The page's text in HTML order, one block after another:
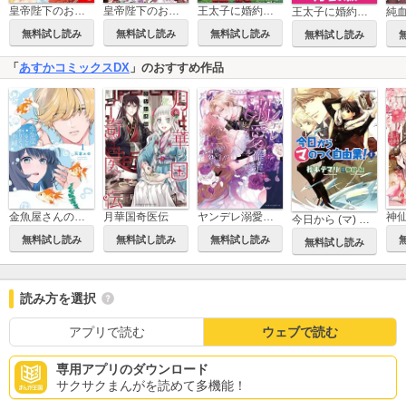
皇帝陛下のお世話係～女官暮らしが幸せすぎて後宮から出られません～（コミック）【分冊版】
無料試し読み
皇帝陛下のお世話係～女官暮らしが幸せすぎて後宮から出られません～（コミック）
無料試し読み
王太子に婚約破棄されたので、もうバカのふりはやめようと思います
無料試し読み 無料試し読み
純
「あすかコミックスDX 」のおすすめ作品
金魚屋さんのかりそめ夫婦
無料試し読み
月華国奇医伝
無料試し読み
ヤンデレ溺愛確定ルート！？ ～攻略対象は私じゃありません…！！～ コミックアンソロジー
無料試し読み
今日から (マ) のつく自由業！
無料試し読み
読み方を選択
アプリで読む ウェブで読む
専用アプリのダウンロード
サクサクまんがを読めて多機能！